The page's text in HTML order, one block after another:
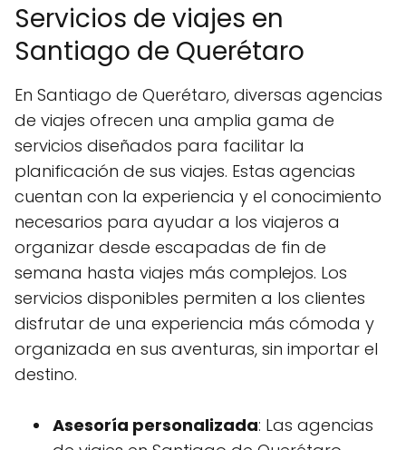
Servicios de viajes en
Santiago de Querétaro
En Santiago de Querétaro, diversas agencias
de viajes ofrecen una amplia gama de
servicios diseñados para facilitar la
planificación de sus viajes. Estas agencias
cuentan con la experiencia y el conocimiento
necesarios para ayudar a los viajeros a
organizar desde escapadas de fin de
semana hasta viajes más complejos. Los
servicios disponibles permiten a los clientes
disfrutar de una experiencia más cómoda y
organizada en sus aventuras, sin importar el
destino.
Asesoría personalizada: Las agencias